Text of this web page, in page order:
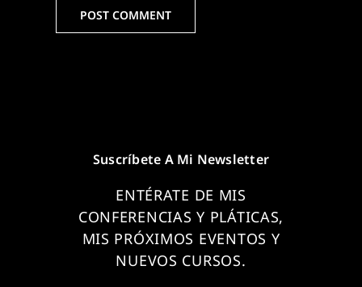
Suscríbete A Mi Newsletter
ENTÉRATE DE MIS
CONFERENCIAS Y PLÁTICAS,
MIS PRÓXIMOS EVENTOS Y
NUEVOS CURSOS.